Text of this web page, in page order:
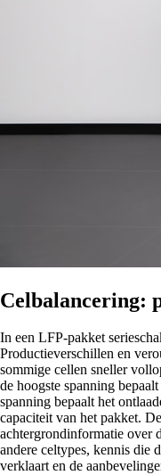
Celbalancering:
In een LFP-pakket
Productieverschillen en
sommige cellen sneller
de hoogste spanning
spanning bepaalt het
capaciteit van het pakket.
achtergrondinformatie over
andere celtypes, kennis die
verklaart en de